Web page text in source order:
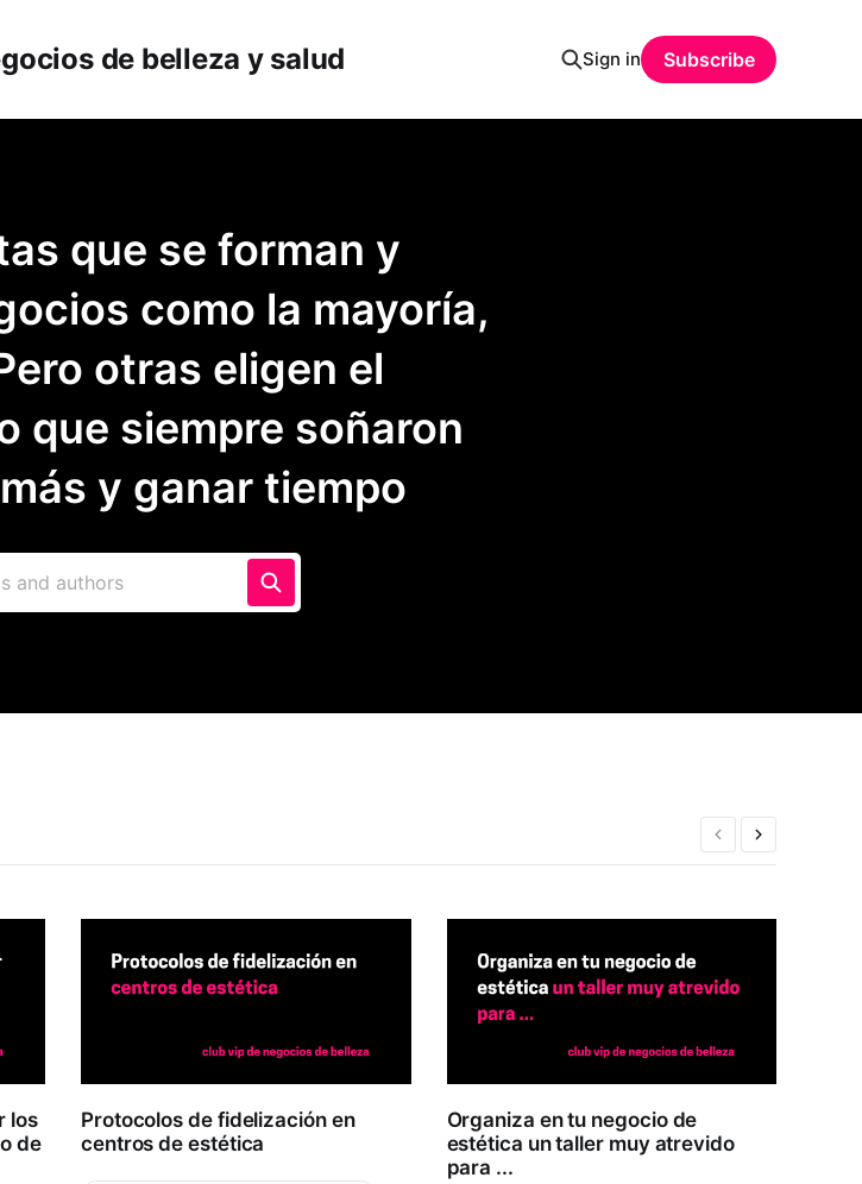
de belleza y salud Sign in Subscribe
que se forman y
como la mayoría,
otras eligen el
que siempre soñaron
y ganar tiempo
and authors
los
de
Protocolos de fidelización en
centros de estética
Organiza en tu negocio de
estética un taller muy atrevido
para ...